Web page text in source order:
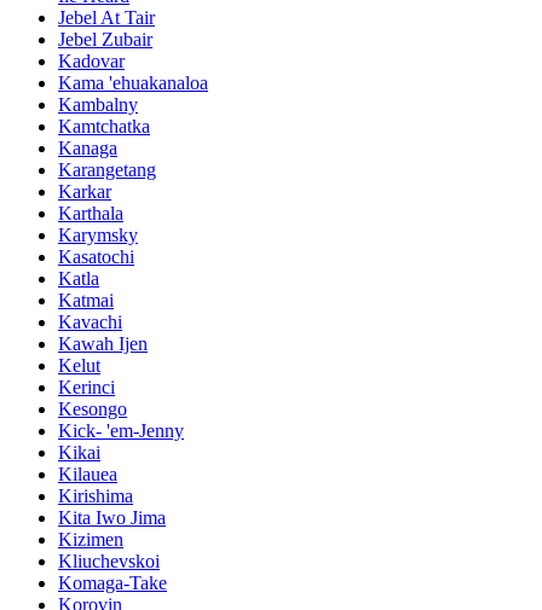
Jebel At Tair
Jebel Zubair
Kadovar
Kama 'ehuakanaloa
Kambalny
Kamtchatka
Kanaga
Karangetang
Karkar
Karthala
Karymsky
Kasatochi
Katla
Katmai
Kavachi
Kawah Ijen
Kelut
Kerinci
Kesongo
Kick- 'em-Jenny
Kikai
Kilauea
Kirishima
Kita Iwo Jima
Kizimen
Kliuchevskoi
Komaga-Take
Korovin